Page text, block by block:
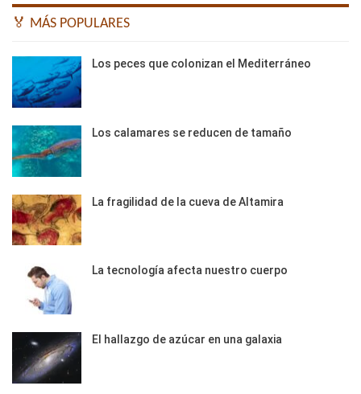
🏅 MÁS POPULARES
Los peces que colonizan el Mediterráneo
Los calamares se reducen de tamaño
La fragilidad de la cueva de Altamira
La tecnología afecta nuestro cuerpo
El hallazgo de azúcar en una galaxia